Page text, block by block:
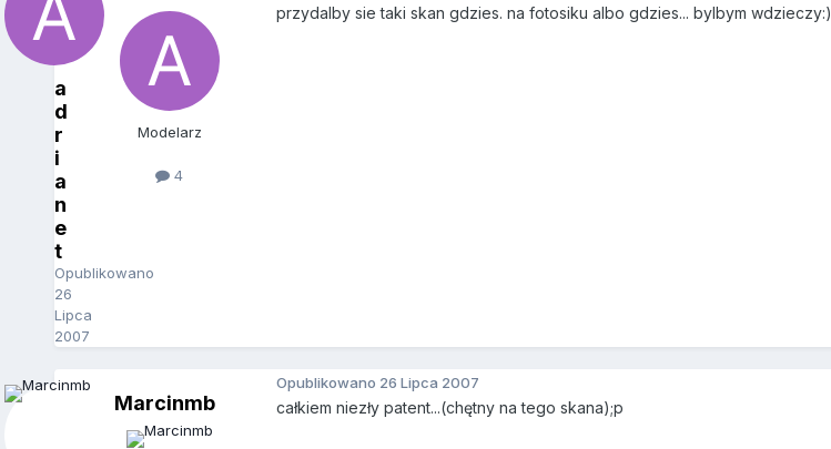
a
d
r
i
a
n
e
t
Opublikowano
26
Lipca
2007
Modelarz
4
przydalby sie taki skan gdzies. na fotosiku albo gdzies... bylbym wdzieczy:)
Marcinmb
Opublikowano 26 Lipca 2007
całkiem niezły patent...(chętny na tego skana);p